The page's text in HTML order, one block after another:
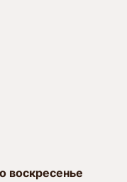
воскресенье